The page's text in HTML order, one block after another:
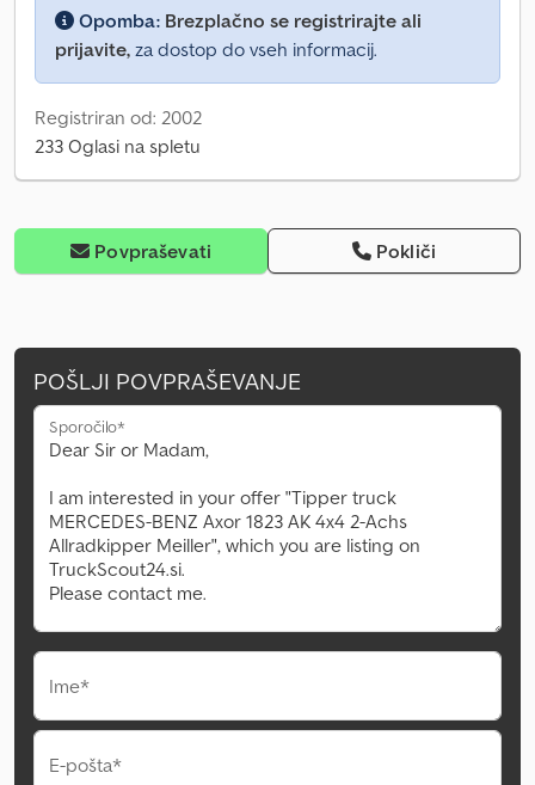
Opomba: Brezplačno se registrirajte ali
prijavite, za dostop do vseh informacij.
Registriran od: 2002
233 Oglasi na spletu
Povpraševati Pokliči
POŠLJI POVPRAŠEVANJE
Sporočilo*
Ime*
E-pošta*